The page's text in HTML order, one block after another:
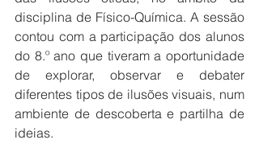
disciplina de Físico-Química. A sessão
contou com a participação dos alunos
do 8.º ano que tiveram a oportunidade
de explorar, observar e debater
diferentes tipos de ilusões visuais, num
ambiente de descoberta e partilha de
ideias.